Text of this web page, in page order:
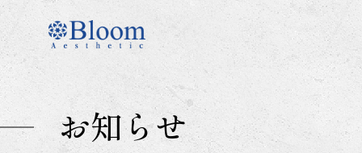
コ
ン
テ
ン
ツ
に
ス
お知らせ